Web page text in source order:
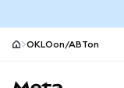
OKLOon/ABTon